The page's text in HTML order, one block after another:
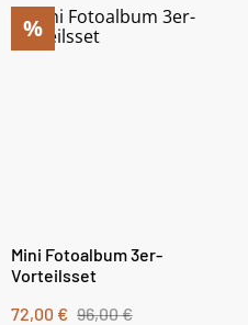
%
Mini Fotoalbum 3er-
Vorteilsset
72,00 € 96,00 €